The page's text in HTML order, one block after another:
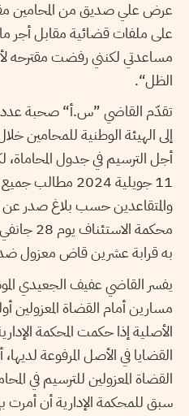
عرض علي صديق من المحامين
على ملفات قضائية مقابل أجر
مساعدتي لكنني رفضت مقترحه
الظل“.
تقدّم القاضي ”س.أ“ صحبة عدد
إلى الهيئة الوطنية للمحامين
أجل الترسيم في جدول
11 جويلية 2024
والمتقاعدين حسب بلاغ صدر عن
محكمة
به قرابة عشرين قاض معزول ضد
يفسر القاضي عفيف الجعيدي
مسارين أمام القضاة المعزولين
الأصلية إذا حكمت المحكمة
القضايا في الأصل المرفوعة لديها،
القضاة المعزولين للترسيم في
سبق للمحكمة الإدارية أن أمرت